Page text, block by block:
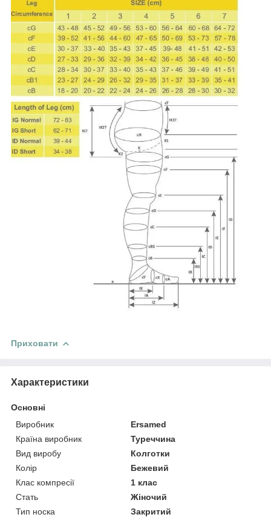
Приховати
Характеристики
Основні
Виробник
Ersamed
Країна виробник
Туреччина
Вид виробу
Колготки
Колір
Бежевий
Клас компресії
1 клас
Стать
Жіночий
Тип носка
Закритий